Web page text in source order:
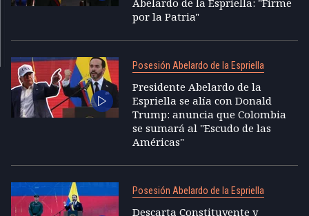
Abelardo de la Espriella: "Firme
por la Patria"
Posesión Abelardo de la Espriella
Presidente Abelardo de la
Espriella se alía con Donald
Trump: anuncia que Colombia
se sumará al "Escudo de las
Américas"
Posesión Abelardo de la Espriella
Descarta Constituyente y